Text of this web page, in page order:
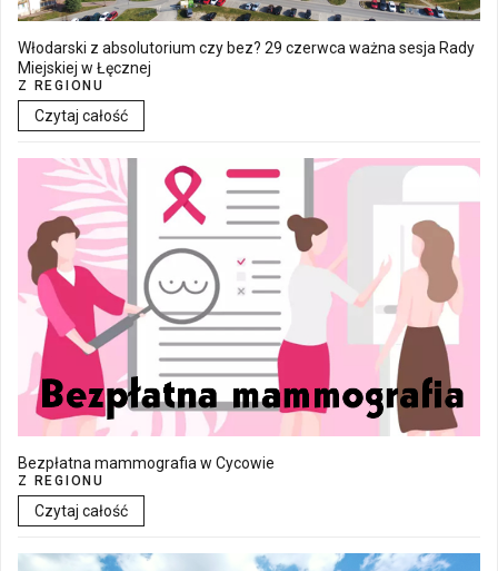
Włodarski z absolutorium czy bez? 29 czerwca ważna sesja Rady
Miejskiej w Łęcznej
Z REGIONU
Czytaj całość
Bezpłatna mammografia w Cycowie
Z REGIONU
Czytaj całość